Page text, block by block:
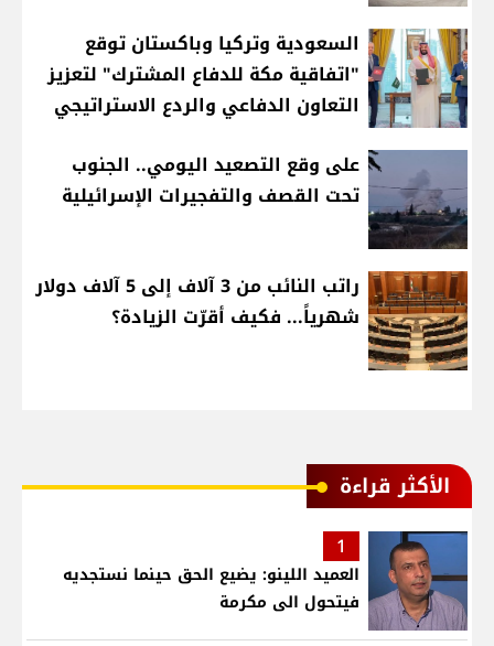
السعودية وتركيا وباكستان توقع
"اتفاقية مكة للدفاع المشترك" لتعزيز
التعاون الدفاعي والردع الاستراتيجي
على وقع التصعيد اليومي.. الجنوب
تحت القصف والتفجيرات الإسرائيلية
راتب النائب من 3 آلاف إلى 5 آلاف دولار
شهرياً... فكيف أقرّت الزيادة؟
الأكثر قراءة
1
العميد اللينو: يضيع الحق حينما نستجديه
فيتحول الى مكرمة